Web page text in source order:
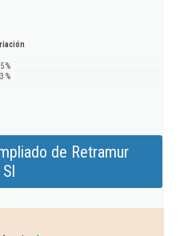
%
%
de Retramur
Sl